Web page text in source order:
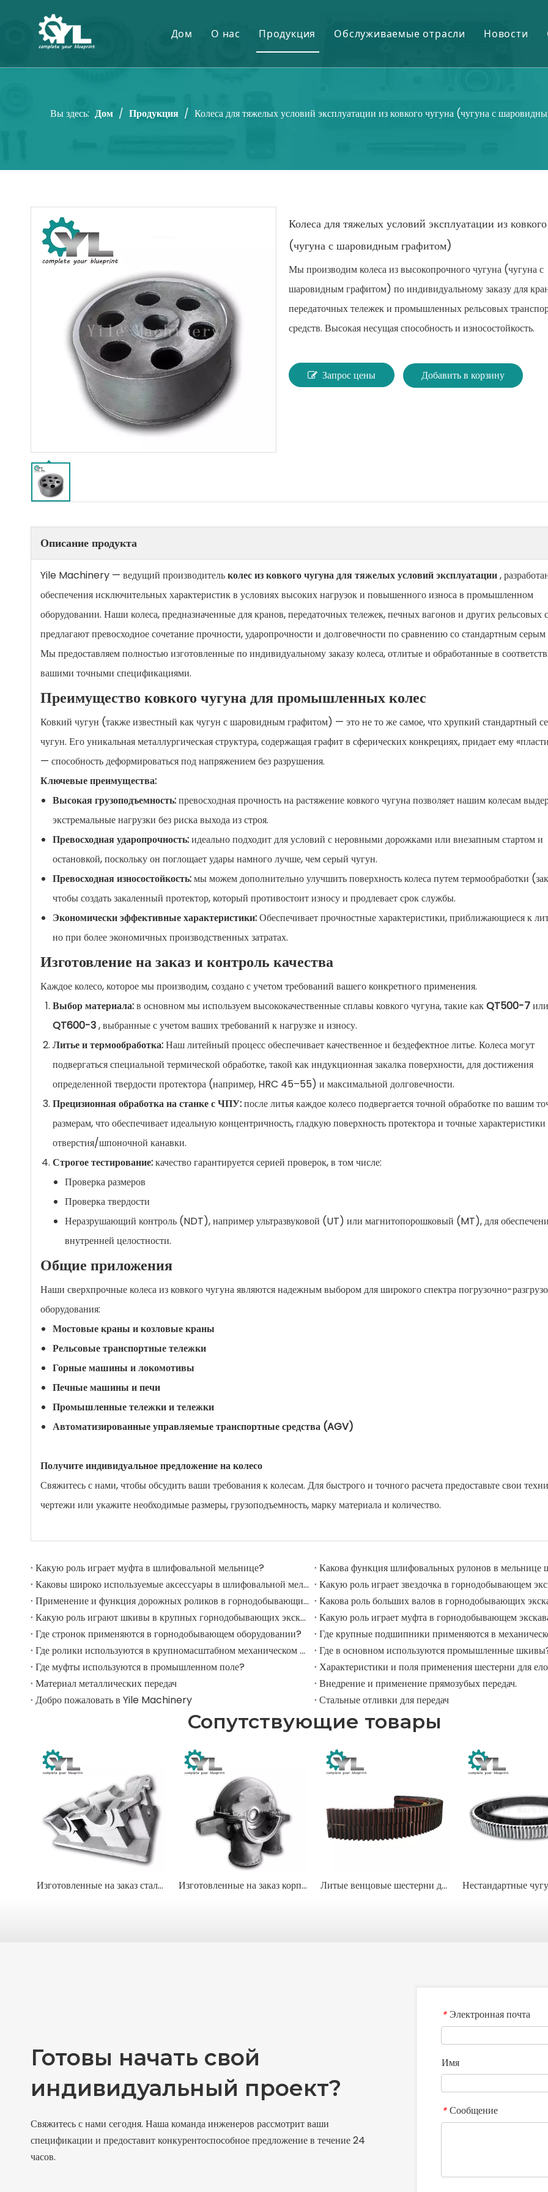
Дом О нас Продукция
Валы и ролики
Отливки и поковки
Подшипники и корпуса
Электронные химикаты
Химия для пластмасс и резины
Другие OEM-запчасти
Сельскохозяйственные химикаты
Обслуживаемые отрасли
Электростанция
Сахарный завод
Новости
Вы здесь: Дом / Продукция / Колеса для тяжелых условий эксплуатации из ковкого чугуна (чугуна с
Колеса для тяжелых условий эксплуатации из
(чугуна с шаровидным графитом)
Мы производим колеса из высокопрочного чугуна (чугуна с
шаровидным графитом) по индивидуальному заказу для
передаточных тележек и промышленных рельсовых
средств. Высокая несущая способность и износостойкость.
Запрос цены Добавить в корзину
Описание продукта
Yile Machinery — ведущий производительколес из ковкого чугуна для тяжелых условий эксплуатации,
обеспечения исключительных характеристик в условиях высоких нагрузок и повышенного износа в промышленном
оборудовании. Наши колеса, предназначенные для кранов, передаточных тележек, печных вагонов и других рельсовых
предлагают превосходное сочетание прочности, ударопрочности и долговечности по сравнению со стандартным
Мы предоставляем полностью изготовленные по индивидуальному заказу колеса, отлитые и обработанные в
вашими точными спецификациями.
Преимущество ковкого чугуна для промышленных колес
Ковкий чугун (также известный как чугун с шаровидным графитом) — это не то же самое, что хрупкий стандартный
чугун. Его уникальная металлургическая структура, содержащая графит в сферических конкрециях, придает ему
— способность деформироваться под напряжением без разрушения.
Ключевые преимущества:
Высокая грузоподъемность:превосходная прочность на растяжение ковкого чугуна позволяет нашим колесам
экстремальные нагрузки без риска выхода из строя.
Превосходная ударопрочность:идеально подходит для условий с неровными дорожками или внезапным стартом и
остановкой, поскольку он поглощает удары намного лучше, чем серый чугун.
Превосходная износостойкость:мы можем дополнительно улучшить поверхность колеса путем термообработки
чтобы создать закаленный протектор, который противостоит износу и продлевает срок службы.
Экономически эффективные характеристики:Обеспечивает прочностные характеристики, приближающиеся к
но при более экономичных производственных затратах.
Изготовление на заказ и контроль качества
Каждое колесо, которое мы производим, создано с учетом требований вашего конкретного применения.
Выбор материала:в основном мы используем высококачественные сплавы ковкого чугуна, такие какQT500-7или
QT600-3, выбранные с учетом ваших требований к нагрузке и износу.
Литье и термообработка:Наш литейный процесс обеспечивает качественное и бездефектное литье. Колеса могут
подвергаться специальной термической обработке, такой как индукционная закалка поверхности, для достижения
определенной твердости протектора (например, HRC 45–55) и максимальной долговечности.
Прецизионная обработка на станке с ЧПУ:после литья каждое колесо подвергается точной обработке по вашим
размерам, что обеспечивает идеальную концентричность, гладкую поверхность протектора и точные характеристики
отверстия/шпоночной канавки.
Строгое тестирование:качество гарантируется серией проверок, в том числе:
Проверка размеров
Проверка твердости
Неразрушающий контроль (NDT), например ультразвуковой (UT) или магнитопорошковый (MT), для
внутренней целостности.
Общие приложения
Наши сверхпрочные колеса из ковкого чугуна являются надежным выбором для широкого спектра погрузочно-
оборудования:
Мостовые краны и козловые краны
Рельсовые транспортные тележки
Горные машины и локомотивы
Печные машины и печи
Промышленные тележки и тележки
Автоматизированные управляемые транспортные средства (AGV)
Получите индивидуальное предложение на колесо
Свяжитесь с нами, чтобы обсудить ваши требования к колесам. Для быстрого и точного расчета предоставьте свои
чертежи или укажите необходимые размеры, грузоподъемность, марку материала и количество.
Какую роль играет муфта в шлифовальной мельнице?
Каковы широко используемые аксессуары в шлифовальной мельнице?
Какую роль играет звездочка в горнодобывающем
Применение и функция дорожных роликов в горнодобывающих экскаваторах
Какова роль больших валов в горнодобывающих
Какую роль играют шкивы в крупных горнодобывающих экскаваторах?
Какую роль играет муфта в горнодобывающем
Где стронок применяются в горнодобывающем оборудовании?
Где ролики используются в крупномасштабном механическом оборудовании?
Где в основном используются промышленные
Где муфты используются в промышленном поле?
Характеристики и поля применения шестерни для
Материал металлических передач
Внедрение и применение прямозубых передач.
Добро пожаловать в Yile Machinery
Стальные отливки для передач
Сопутствующие товары
Изготовленные на заказ стальные и чугунные отливки с использованием технологии выплавляемого материала Изготовленные на заказ корпуса промышленных вентиляторов для тяжелых условий эксплуатации Литые венцовые шестерни для тяжелых условий эксплуатации для печей и мельниц
Готовы начать свой
индивидуальный проект?
Свяжитесь с нами сегодня. Наша команда инженеров рассмотрит ваши
спецификации и предоставит конкурентоспособное предложение в течение 24
часов.
* Электронная почта
Имя
* Сообщение